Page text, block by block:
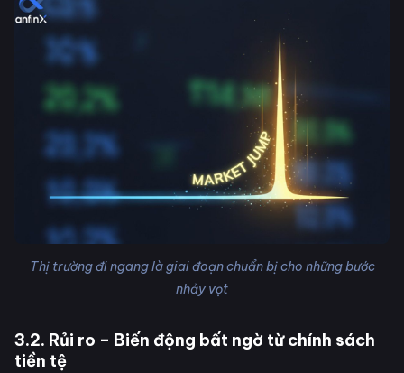
Thị trường đi ngang là giai đoạn chuẩn bị cho những bước
nhảy vọt
3.2. Rủi ro – Biến động bất ngờ từ chính sách
tiền tệ